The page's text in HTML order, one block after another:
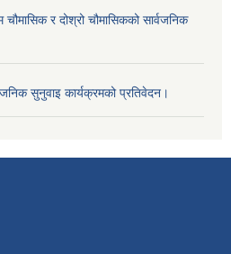
र दोश्रो चौमासिकको सार्वजनिक
सुनुवाइ कार्यक्रमको प्रतिवेदन।